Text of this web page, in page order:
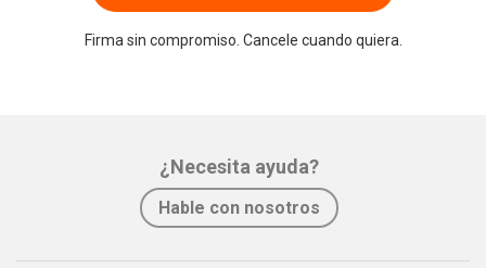
Firma sin compromiso. Cancele cuando quiera.
¿Necesita ayuda?
Hable con nosotros